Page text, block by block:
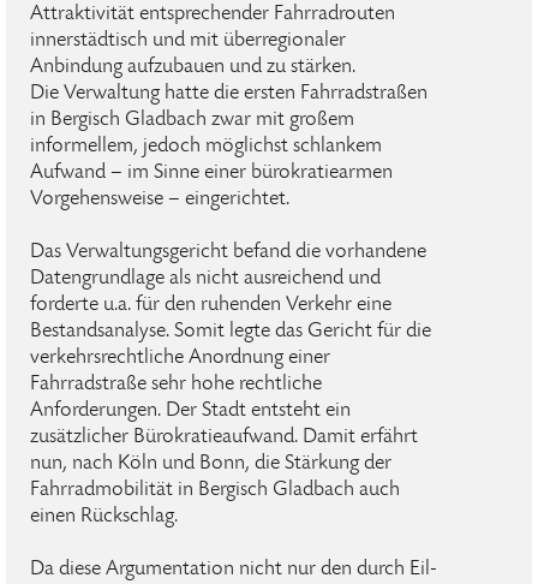
Attraktivität entsprechender Fahrradrouten
innerstädtisch und mit überregionaler
Anbindung aufzubauen und zu stärken.
Die Verwaltung hatte die ersten Fahrradstraßen
in Bergisch Gladbach zwar mit großem
informellem, jedoch möglichst schlankem
Aufwand – im Sinne einer bürokratiearmen
Vorgehensweise – eingerichtet.
Das Verwaltungsgericht befand die vorhandene
Datengrundlage als nicht ausreichend und
forderte u.a. für den ruhenden Verkehr eine
Bestandsanalyse. Somit legte das Gericht für die
verkehrsrechtliche Anordnung einer
Fahrradstraße sehr hohe rechtliche
Anforderungen. Der Stadt entsteht ein
zusätzlicher Bürokratieaufwand. Damit erfährt
nun, nach Köln und Bonn, die Stärkung der
Fahrradmobilität in Bergisch Gladbach auch
einen Rückschlag.
Da diese Argumentation nicht nur den durch Eil-